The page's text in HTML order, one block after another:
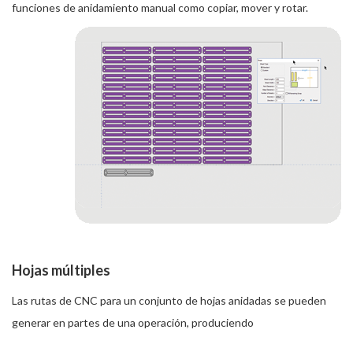
funciones de anidamiento manual como copiar, mover y rotar.
Hojas múltiples
Las rutas de CNC para un conjunto de hojas anidadas se pueden
generar en partes de una operación, produciendo